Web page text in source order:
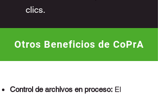
clics.
Otros Beneficios de CoPrA
Control de archivos en proceso: El